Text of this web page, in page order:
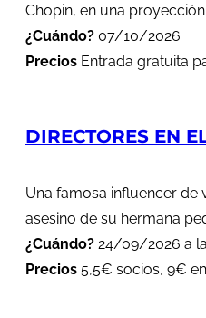
Chopin, en una
¿Cuándo? 07/10/2026
Precios Entrada gratuita
DIRECTORES EN
Una famosa influencer de
asesino de su hermana
¿Cuándo? 24/09/2026 a
Precios 5,5€ socios, 9€